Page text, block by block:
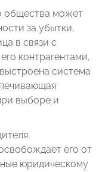
общества может
за убытки,
в связи с
контрагентами,
система
выборе и
его от
юридическому